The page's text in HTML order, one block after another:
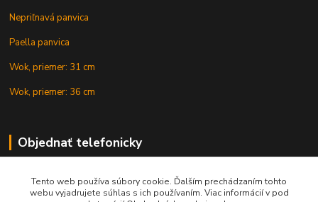
Nepriľnavá panvica
Paella panvica
Wok, priemer: 31 cm
Wok, priemer: 36 cm
Objednať telefonicky
+421 902 212 007
Tento web používa súbory cookie. Ďalším prechádzaním tohto
webu vyjadrujete súhlas s ich používaním. Viac informácií v pod